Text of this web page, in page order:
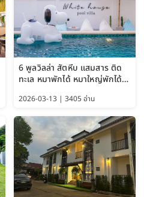
6 พูลวิลล่า สัตหีบ แสมสาร ติด
ทะเล หมาพักได้ หมาใหญ่พักได้
2026-03-13 | 3405 อ่าน